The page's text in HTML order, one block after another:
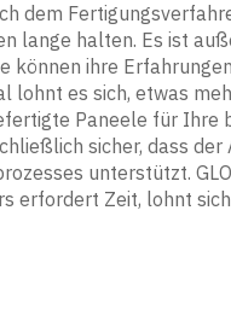
dem
lange halten. Es ist
ihre
es sich, etwas
Paneele für
sicher, dass
unterstützt.
erfordert Zeit, lohnt